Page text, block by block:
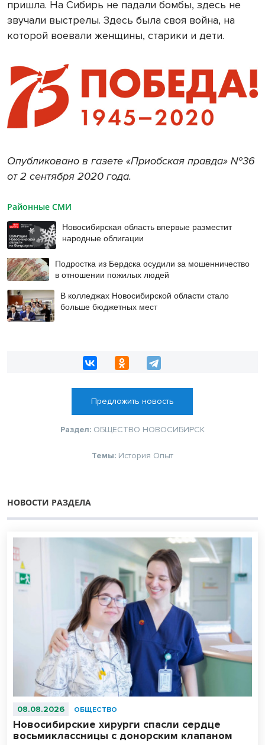
пришла. На Сибирь не падали бомбы, здесь не
звучали выстрелы. Здесь была своя война, на
которой воевали женщины, старики и дети.
Опубликовано в газете «Приобская правда» №36
от 2 сентября 2020 года.
Районные СМИ
Новосибирская область впервые разместит
народные облигации
Подростка из Бердска осудили за мошенничество
в отношении пожилых людей
В колледжах Новосибирской области стало
больше бюджетных мест
Предложить новость
Раздел: ОБЩЕСТВО НОВОСИБИРСК
Темы: История Опыт
НОВОСТИ РАЗДЕЛА
08.08.2026 ОБЩЕСТВО
Новосибирские хирурги спасли сердце
восьмиклассницы с донорским клапаном